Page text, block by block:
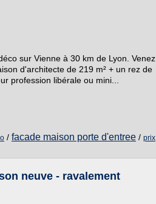
sur Vienne à 30 km de Lyon. Venez
d'architecte de 219 m² + un rez de
profession libérale ou mini...
/ facade maison porte d'entree / prix
neuve - ravalement